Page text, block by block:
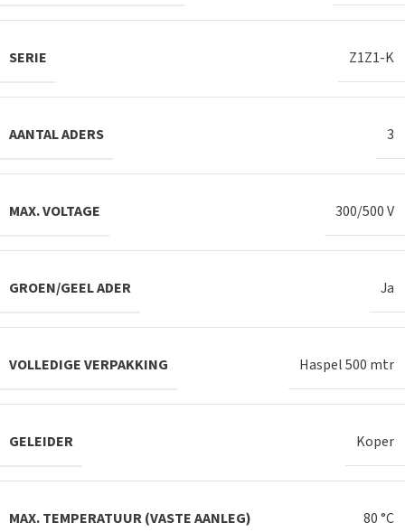
SERIE Z1Z1-K
AANTAL ADERS 3
MAX. VOLTAGE 300/500 V
GROEN/GEEL ADER Ja
VOLLEDIGE VERPAKKING Haspel 500 mtr
GELEIDER Koper
MAX. TEMPERATUUR (VASTE AANLEG) 80 °C